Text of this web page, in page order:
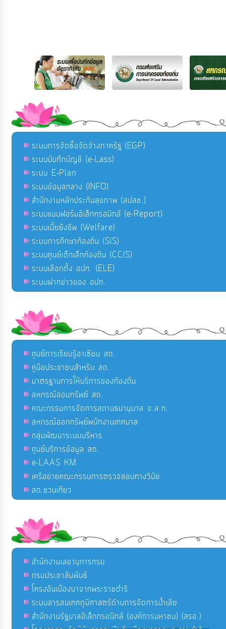
ระบบการจัดซื้อจัดจ้างภาครัฐ (EGP)
ระบบบันทึกบัญชี (e-Lass)
ระบบ E-Plan
ระบบข้อมูลกลาง (INFO)
สำนักงานหลักประกันสุขภาพ (สปสช.)
ระบบแบบฟอร์มอิเล็กทรอนิกส์ (e-Report)
ระบบเบี้ยยังชีพ (Welfare)
ระบบการศึกษาท้องถิ่น (SIS)
ระบบศูนย์เด็กเล็กท้องถิ่น (CCIS)
ระบบเลือกตั้ง อปท. (ELE)
ระบบฝากข่าวของ อปท.
ศูนย์การเรียนรู้อาเซียน สถ.
คู่มือประชาชนสำหรับ สถ.
มาตรฐานการให้บริการของท้องถิ่น
สหกรณ์ออมทรัพย์ สถ.
คณะกรรมการจัดการสถานธนานุบาล จ.ส.ท.
สหกรณ์ออกทรัพย์พนักงานเทศบาล
กลุ่มพัฒนาระบบบริหาร
ศูนย์บริการข้อมูล สถ.
e-LAAS KM
เครือข่ายคณะกรรมการตรวจสอบทางวินัย
สถ.ชวนเที่ยว
สำนักงานเลขานุการกรม
กรมประชาสัมพันธ์
โครงอันเนื่องมาจากพระราชดำริ
ระบบสารสนเทศภูมิศาสตร์ด้านการจัดการน้ำเสีย
สำนักงานรัฐบาลอิเล็กทรอนิกส์ (องค์การมหาชน) (สรอ.)